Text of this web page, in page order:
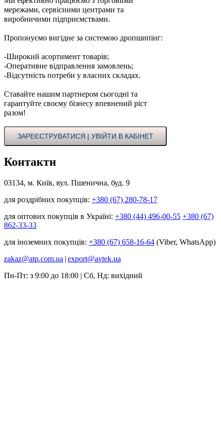
мережами, сервісними центрами та
виробничими підприємствами.
Пропонуємо вигідне за системою дропшипінг:
-Широкий асортимент товарів;
-Оперативне відправлення замовлень;
-Відсутність потреби у власних складах.
Ставайте нашим партнером сьогодні та
гарантуйте своєму бізнесу впевнений ріст
разом!
ЗАРЕЄСТРУВАТИСЯ | УВІЙТИ В КАБІНЕТ
Контакти
03134, м. Київ, вул. Пшенична, буд. 9
для роздрібних покупців: +380 (67) 280-78-17
для оптових покупців в Україні: +380 (44) 496-00-55 +380 (67)
862-33-33
для іноземних покупців: +380 (67) 658-16-64 (Viber, WhatsApp)
zakaz@atp.com.ua | export@avtek.ua
Пн-Пт: з 9:00 до 18:00 | Сб, Нд: вихідний